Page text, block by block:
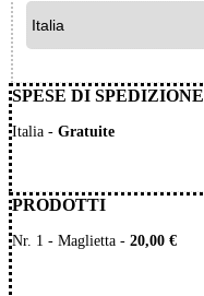
SPESE DI SPEDIZIONE
Italia - Gratuite
PRODOTTI
Nr. 1 - Maglietta - 20,00 €